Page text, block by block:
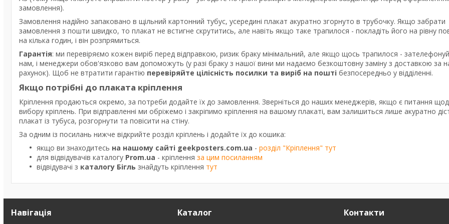
замовлення).
Замовлення надійно запаковано в щільний картонний тубус, усередині плакат акуратно згорнуто в трубочку. Якщо забрати
замовлення з пошти швидко, то плакат не встигне скрутитись, але навіть якщо таке трапилося - покладіть його на рівну
на кілька годин, і він розпрямиться.
Гарантія: ми перевіряємо кожен виріб перед відправкою, ризик браку мінімальний, але якщо щось трапилося -
нам, і менеджери обов'язково вам допоможуть (у разі браку з нашої вини ми надаємо безкоштовну заміну з доставкою за
рахунок). Щоб не втратити гарантію перевіряйте цілісність посилки та виріб на пошті безпосередньо у відділенні.
Якщо потрібні до плаката кріплення
Кріплення продаються окремо, за потреби додайте їх до замовлення. Зверніться до наших менеджерів, якщо є питання
вибору кріплень. При відправленні ми обріжемо і закріпимо кріплення на вашому плакаті, вам залишиться лише акуратно
плакат із тубуса, розгорнути та повісити на стіну.
За одним із посилань нижче відкрийте розділ кріплень і додайте їх до кошика:
якщо ви знаходитесь на нашому сайті geekposters.com.ua - розділ "Кріплення" тут
для відвідувачів каталогу Prom.ua - кріплення за цим посиланням
відвідувачі з каталогу Бігль знайдуть кріплення тут
Навігація Каталог Контакти